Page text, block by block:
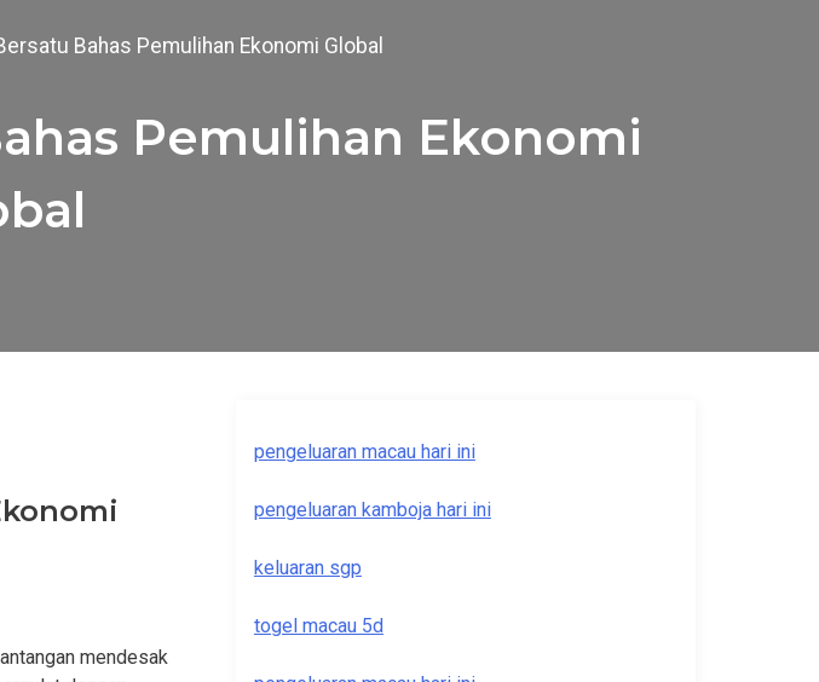
Bahas Pemulihan Ekonomi Global
Pemulihan Ekonomi
mendesak
pengeluaran macau hari ini
pengeluaran kamboja hari ini
keluaran sgp
togel macau 5d